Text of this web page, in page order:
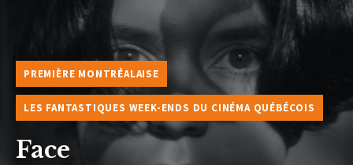
PREMIÈRE MONTRÉALAISE
LES FANTASTIQUES WEEK-ENDS DU CINÉMA QUÉBÉCOIS
Face